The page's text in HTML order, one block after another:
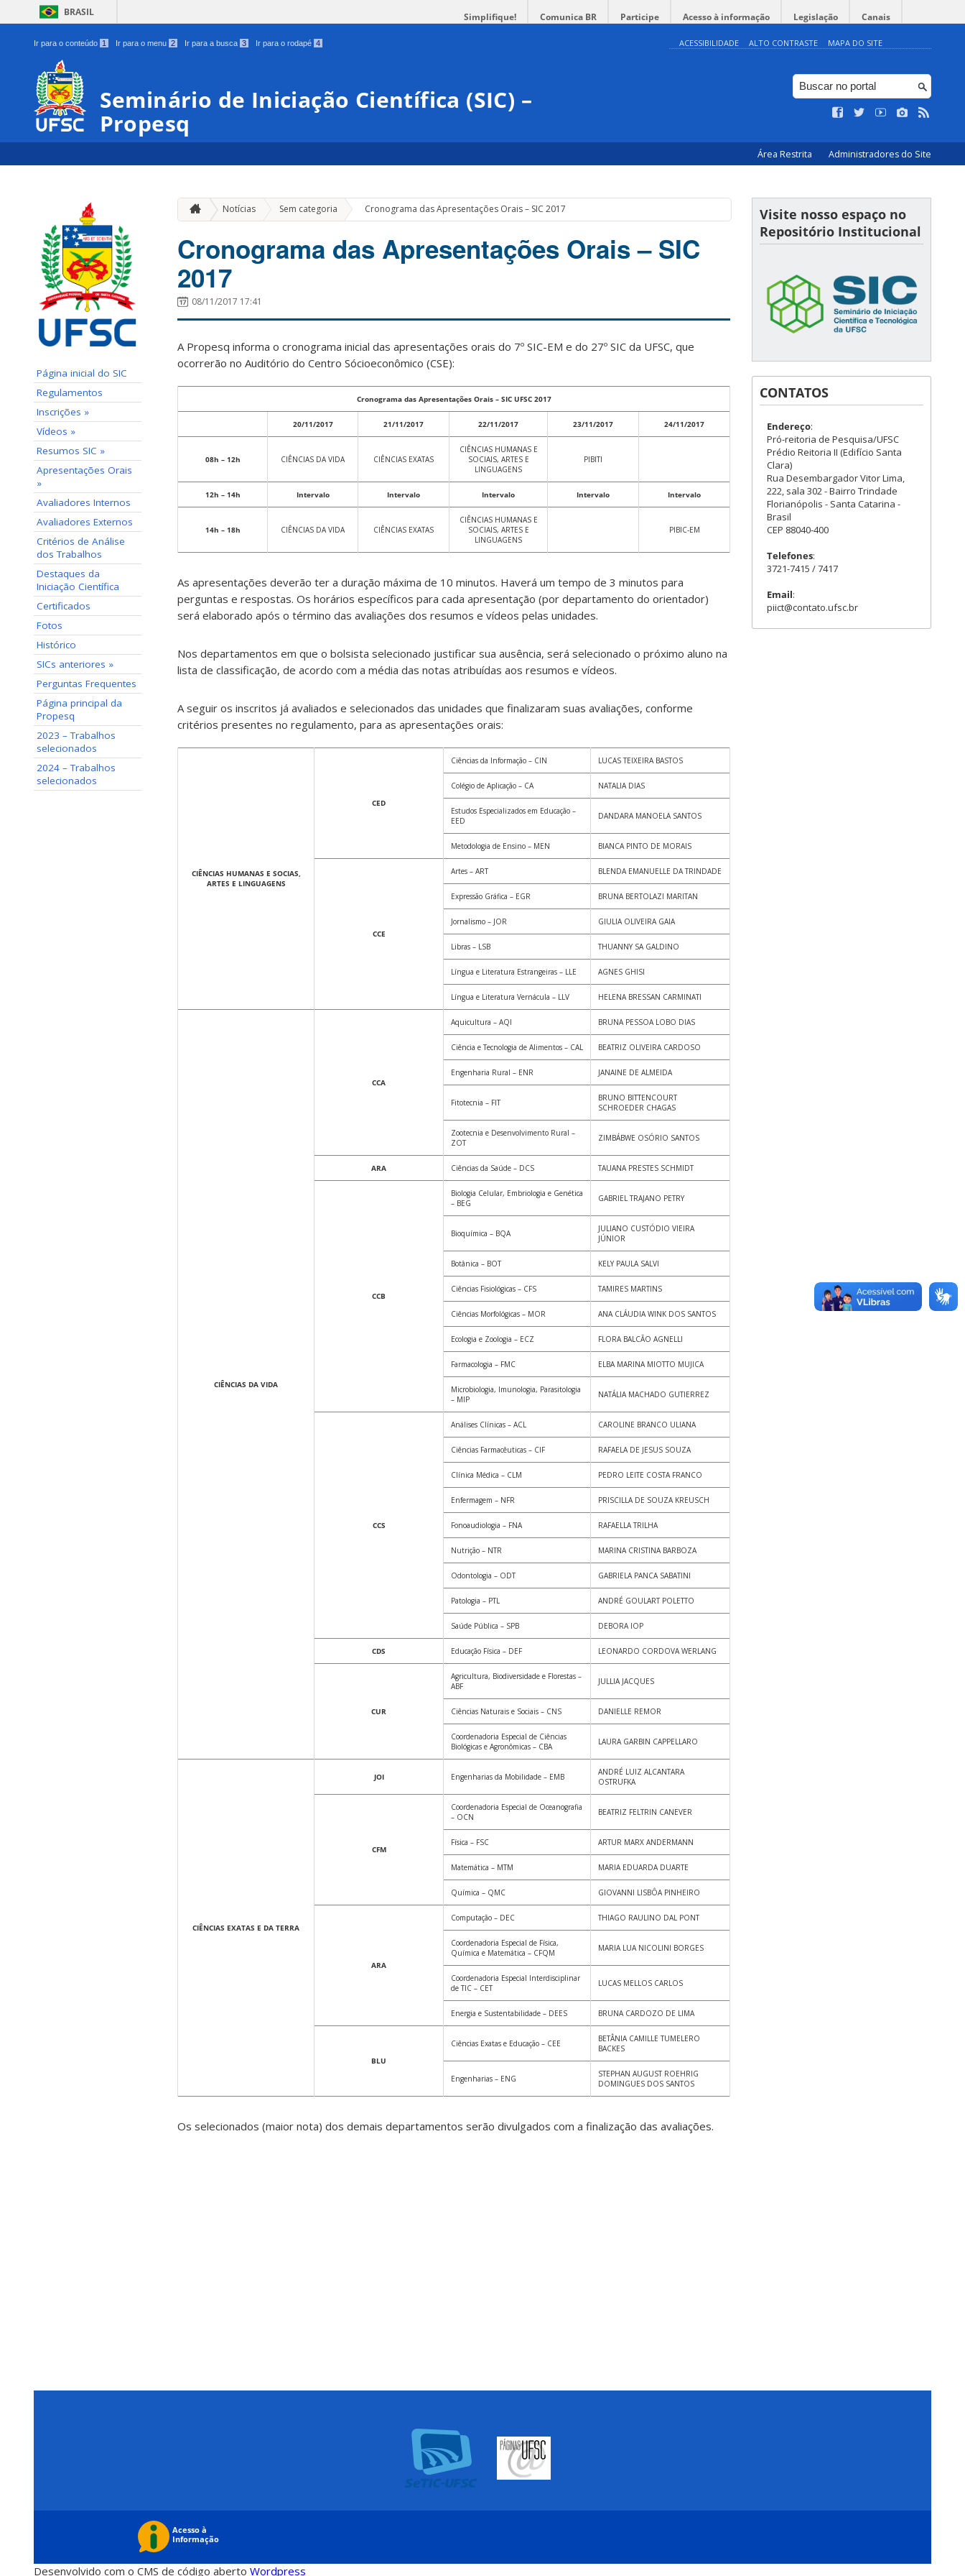
BRASIL Simplifique! Comunica BR Participe Acesso à informação Legislação Canais
Ir para o conteúdo 1 Ir para o menu 2 Ir para a busca 3 Ir para o rodapé 4 ACESSIBILIDADE ALTO CONTRASTE MAPA DO SITE
Seminário de Iniciação Científica (SIC) –
Propesq
Área Restrita Administradores do Site
Página inicial do SIC
Regulamentos
Inscrições »
Vídeos »
Resumos SIC »
Apresentações Orais
»
Avaliadores Internos
Avaliadores Externos
Critérios de Análise
dos Trabalhos
Destaques da
Iniciação Científica
Certificados
Fotos
Histórico
SICs anteriores »
Perguntas Frequentes
Página principal da
Propesq
2023 – Trabalhos
selecionados
2024 – Trabalhos
selecionados
Notícias Sem categoria » Cronograma das Apresentações Orais – SIC 2017
Cronograma das Apresentações Orais – SIC
2017
08/11/2017 17:41
A Propesq informa o cronograma inicial das apresentações orais do 7º SIC-EM e do 27º SIC da UFSC, que
ocorrerão no Auditório do Centro Sócioeconômico (CSE):
Cronograma das Apresentações Orais – SIC UFSC 2017
20/11/2017 21/11/2017 22/11/2017 23/11/2017 24/11/2017
08h – 12h CIÊNCIAS DA VIDA CIÊNCIAS EXATAS
CIÊNCIAS HUMANAS E
SOCIAIS, ARTES E
LINGUAGENS
PIBITI
12h – 14h Intervalo Intervalo Intervalo Intervalo Intervalo
14h – 18h CIÊNCIAS DA VIDA CIÊNCIAS EXATAS
CIÊNCIAS HUMANAS E
SOCIAIS, ARTES E
LINGUAGENS
PIBIC-EM
As apresentações deverão ter a duração máxima de 10 minutos. Haverá um tempo de 3 minutos para
perguntas e respostas. Os horários específicos para cada apresentação (por departamento do orientador)
será elaborado após o término das avaliações dos resumos e vídeos pelas unidades.
Nos departamentos em que o bolsista selecionado justificar sua ausência, será selecionado o próximo aluno na
lista de classificação, de acordo com a média das notas atribuídas aos resumos e vídeos.
A seguir os inscritos já avaliados e selecionados das unidades que finalizaram suas avaliações, conforme
critérios presentes no regulamento, para as apresentações orais:
CIÊNCIAS HUMANAS E SOCIAS,
ARTES E LINGUAGENS
CED
Ciências da Informação – CIN LUCAS TEIXEIRA BASTOS
Colégio de Aplicação – CA NATALIA DIAS
Estudos Especializados em Educação –
EED
DANDARA MANOELA SANTOS
Metodologia de Ensino – MEN BIANCA PINTO DE MORAIS
CCE
Artes – ART BLENDA EMANUELLE DA TRINDADE
Expressão Gráfica – EGR BRUNA BERTOLAZI MARITAN
Jornalismo – JOR GIULIA OLIVEIRA GAIA
Libras – LSB THUANNY SA GALDINO
Língua e Literatura Estrangeiras – LLE AGNES GHISI
Língua e Literatura Vernácula – LLV HELENA BRESSAN CARMINATI
CIÊNCIAS DA VIDA
CCA
Aquicultura – AQI BRUNA PESSOA LOBO DIAS
Ciência e Tecnologia de Alimentos – CAL BEATRIZ OLIVEIRA CARDOSO
Engenharia Rural – ENR JANAINE DE ALMEIDA
Fitotecnia – FIT
BRUNO BITTENCOURT
SCHROEDER CHAGAS
Zootecnia e Desenvolvimento Rural –
ZOT
ZIMBÁBWE OSÓRIO SANTOS
ARA Ciências da Saúde – DCS TAUANA PRESTES SCHMIDT
CCB
Biologia Celular, Embriologia e Genética
– BEG
GABRIEL TRAJANO PETRY
Bioquímica – BQA
JULIANO CUSTÓDIO VIEIRA
JÚNIOR
Botânica – BOT KELY PAULA SALVI
Ciências Fisiológicas – CFS TAMIRES MARTINS
Ciências Morfológicas – MOR ANA CLÁUDIA WINK DOS SANTOS
Ecologia e Zoologia – ECZ FLORA BALCÃO AGNELLI
Farmacologia – FMC ELBA MARINA MIOTTO MUJICA
Microbiologia, Imunologia, Parasitologia
– MIP
NATÁLIA MACHADO GUTIERREZ
CCS
Análises Clínicas – ACL CAROLINE BRANCO ULIANA
Ciências Farmacêuticas – CIF RAFAELA DE JESUS SOUZA
Clínica Médica – CLM PEDRO LEITE COSTA FRANCO
Enfermagem – NFR PRISCILLA DE SOUZA KREUSCH
Fonoaudiologia – FNA RAFAELLA TRILHA
Nutrição – NTR MARINA CRISTINA BARBOZA
Odontologia – ODT GABRIELA PANCA SABATINI
Patologia – PTL ANDRÉ GOULART POLETTO
Saúde Pública – SPB DEBORA IOP
CDS Educação Física – DEF LEONARDO CORDOVA WERLANG
CUR
Agricultura, Biodiversidade e Florestas –
ABF
JULLIA JACQUES
Ciências Naturais e Sociais – CNS DANIELLE REMOR
Coordenadoria Especial de Ciências
Biológicas e Agronômicas – CBA
LAURA GARBIN CAPPELLARO
CIÊNCIAS EXATAS E DA TERRA
JOI Engenharias da Mobilidade – EMB
ANDRÉ LUIZ ALCANTARA
OSTRUFKA
CFM
Coordenadoria Especial de Oceanografia
– OCN
BEATRIZ FELTRIN CANEVER
Física – FSC ARTUR MARX ANDERMANN
Matemática – MTM MARIA EDUARDA DUARTE
Química – QMC GIOVANNI LISBÔA PINHEIRO
ARA
Computação – DEC THIAGO RAULINO DAL PONT
Coordenadoria Especial de Física,
Química e Matemática – CFQM
MARIA LUA NICOLINI BORGES
Coordenadoria Especial Interdisciplinar
de TIC – CET
LUCAS MELLOS CARLOS
Energia e Sustentabilidade – DEES BRUNA CARDOZO DE LIMA
BLU
Ciências Exatas e Educação – CEE
BETÂNIA CAMILLE TUMELERO
BACKES
Engenharias – ENG
STEPHAN AUGUST ROEHRIG
DOMINGUES DOS SANTOS
Os selecionados (maior nota) dos demais departamentos serão divulgados com a finalização das avaliações.
Visite nosso espaço no
Repositório Institucional
CONTATOS
Endereço:
Pró-reitoria de Pesquisa/UFSC
Prédio Reitoria II (Edifício Santa
Clara)
Rua Desembargador Vitor Lima,
222, sala 302 - Bairro Trindade
Florianópolis - Santa Catarina -
Brasil
CEP 88040-400
Telefones:
3721-7415 / 7417
Email:
piict@contato.ufsc.br
Desenvolvido com o CMS de código aberto Wordpress